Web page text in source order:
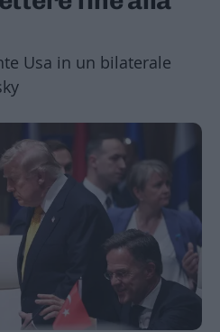
Usa in un bilaterale